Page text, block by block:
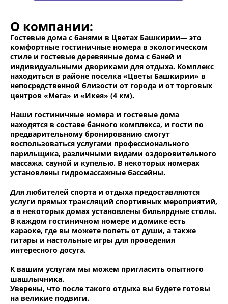
О компании:
Гостевые дома с банями в Цветах Башкирии— это
комфортные гостиничные номера в экологическом
стиле и гостевые деревянные дома с баней и
индивидуальными двориками для отдыха. Комплекс
находиться в районе поселка «Цветы Башкирии» в
непосредственной близости от города и от торговых
центров «Мега» и «Икея» (4 км).
Наши гостиничные номера и гостевые дома
находятся в составе банного комплекса, и гости по
предварительному бронированию смогут
воспользоваться услугами профессионального
парильщика, различными видами оздоровительного
массажа, сауной и купелью. В некоторых номерах
установлены гидромассажные бассейны.
Для любителей спорта и отдыха предоставляются
услуги прямых трансляций спортивных мероприятий,
а в некоторых домах установлены бильярдные столы.
В каждом гостиничном номере и домике есть
караоке, где вы можете попеть от души, а также
гитары и настольные игры для проведения
интересного досуга.
К вашим услугам мы можем пригласить опытного
шашлычника.
Уверены, что после такого отдыха вы будете готовы
на великие подвиги.